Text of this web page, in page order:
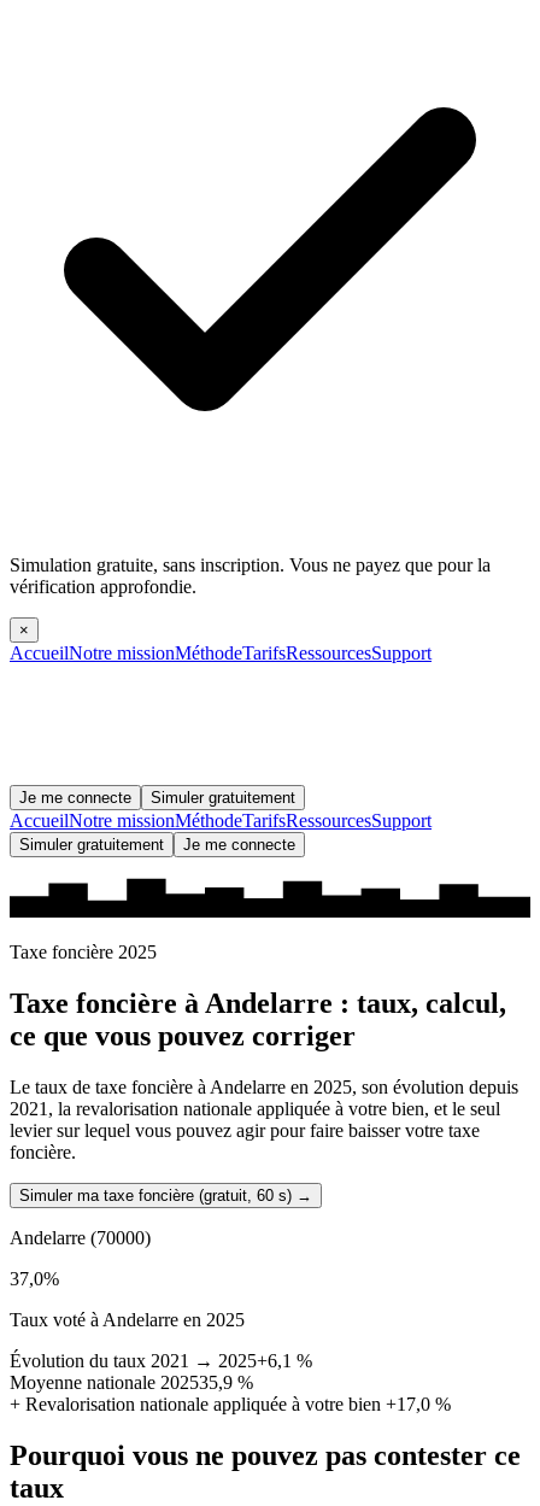
Simulation gratuite, sans inscription. Vous ne payez que pour la
vérification approfondie.
×
AccueilNotre missionMéthodeTarifsRessourcesSupport
Je me connecte Simuler gratuitement
AccueilNotre missionMéthodeTarifsRessourcesSupport
Simuler gratuitement Je me connecte
Taxe foncière 2025
Taxe foncière àAndelarre : taux, calcul,
ce que vous pouvez corriger
Le taux de taxe foncière à Andelarre en 2025, son évolution depuis
2021, la revalorisation nationale appliquée à votre bien, et le seul
levier sur lequel vous pouvez agir pour faire baisser votre taxe
foncière.
Simuler ma taxe foncière (gratuit, 60 s) →
Andelarre (70000)
37,0%
Taux voté à Andelarre en 2025
Évolution du taux 2021 → 2025+6,1 %
Moyenne nationale 202535,9 %
+ Revalorisation nationale appliquée à votre bien +17,0 %
Pourquoi vous ne pouvez pas contester ce
taux